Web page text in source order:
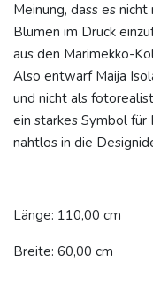
Meinung, dass es
Blumen im Druck
aus den Marimekko-
Also entwarf Maija
und nicht als
ein starkes Symbol für
nahtlos in die
Länge: 110,00 cm
Breite: 60,00 cm